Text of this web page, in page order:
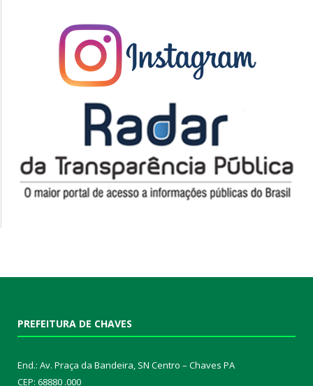
PREFEITURA DE CHAVES
End.: Av. Praça da Bandeira, SN Centro – Chaves PA
CEP: 68880 .000